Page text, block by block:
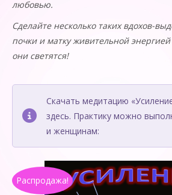
любовью.
Сделайте несколько таких вдохов-
почки и матку живительной
они светятся!
Скачать медитацию
здесь. Практику можно
и женщинам:
Распродажа!